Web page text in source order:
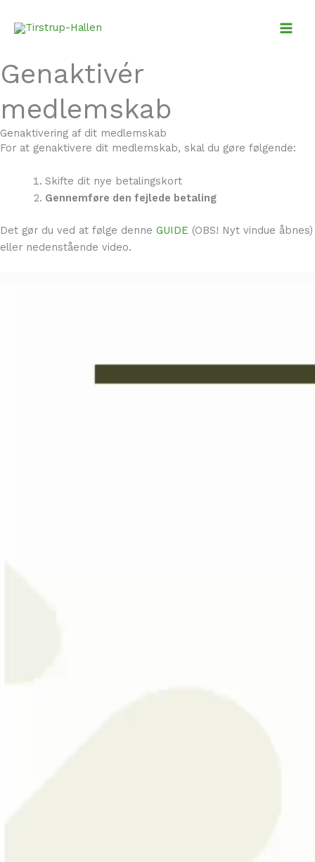
Genaktivér
medlemskab
Genaktivering af dit medlemskab
For at genaktivere dit medlemskab, skal du gøre følgende:
Skifte dit nye betalingskort
Gennemføre den fejlede betaling
Det gør du ved at følge denne GUIDE (OBS! Nyt vindue åbnes)
eller nedenstående video.